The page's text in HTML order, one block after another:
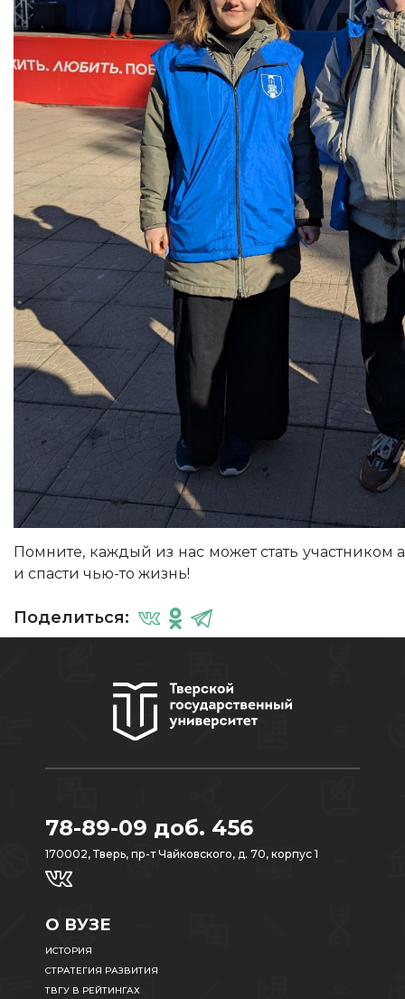
Помните, каждый из нас может стать участником
и спасти чью-то жизнь!
Поделиться:
78-89-09 доб. 456
170002, Тверь, пр-т Чайковского, д. 70, корпус 1
О ВУЗЕ
ИСТОРИЯ
СТРАТЕГИЯ РАЗВИТИЯ
ТВГУ В РЕЙТИНГАХ